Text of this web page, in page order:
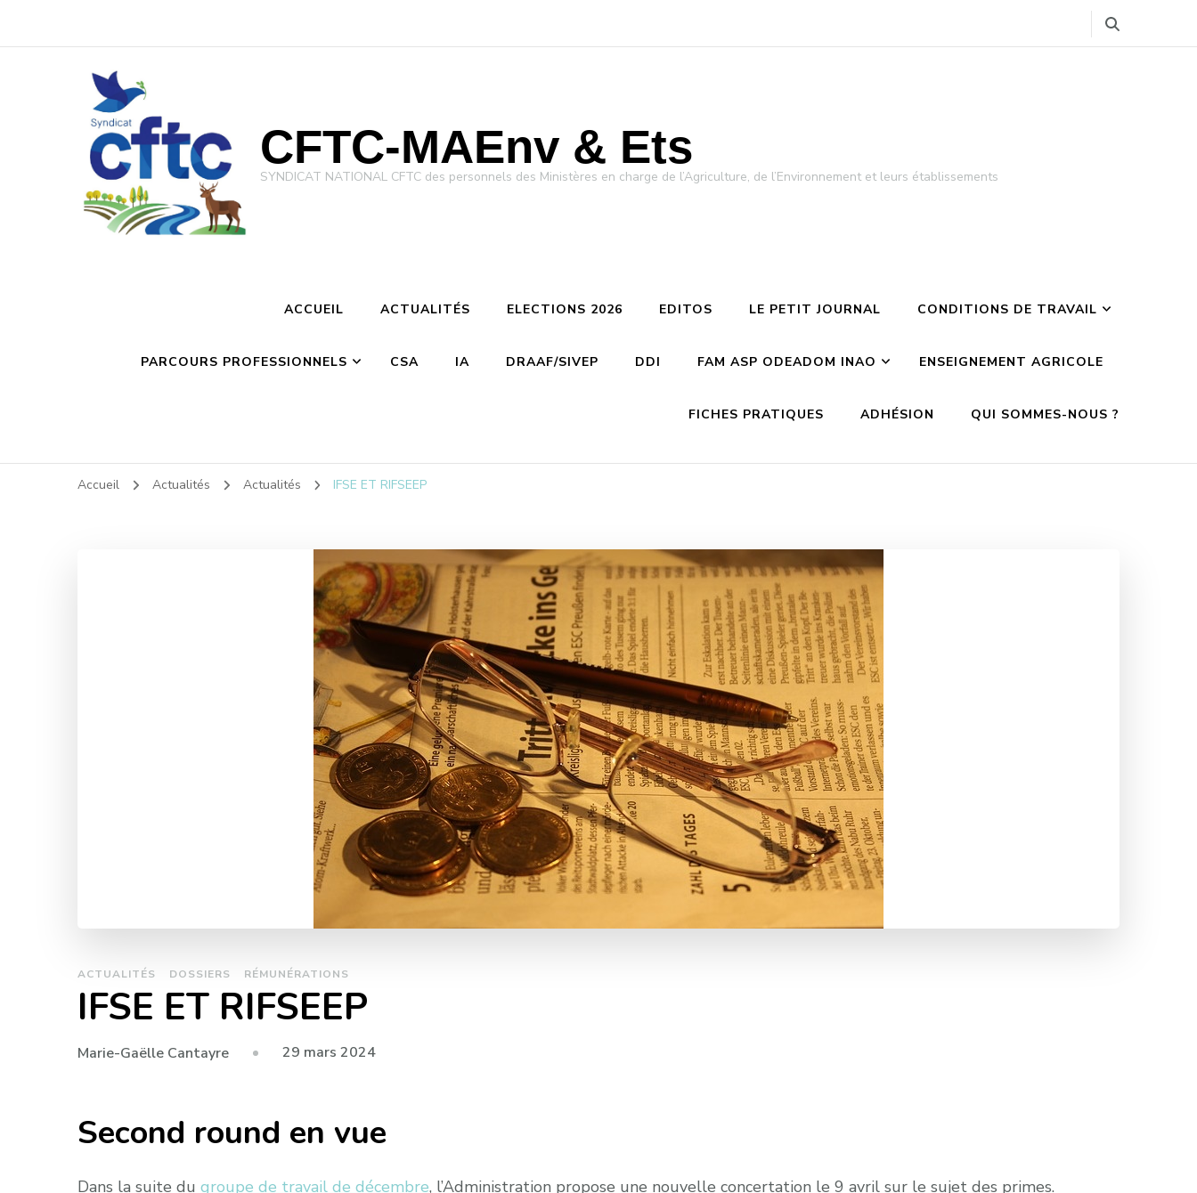
CFTC-MAEnv & Ets
SYNDICAT NATIONAL CFTC des personnels des Ministères en charge de l’Agriculture, de l’Environnement et leurs établissements
ACCUEIL ACTUALITÉS ELECTIONS 2026 EDITOS LE PETIT JOURNAL CONDITIONS DE TRAVAIL
PARCOURS PROFESSIONNELS CSA IA DRAAF/SIVEP DDI FAM ASP ODEADOM INAO ENSEIGNEMENT AGRICOLE
FICHES PRATIQUES ADHÉSION QUI SOMMES-NOUS ?
Accueil Actualités Actualités IFSE ET RIFSEEP
ACTUALITÉS DOSSIERS RÉMUNÉRATIONS
IFSE ET RIFSEEP
Marie-Gaëlle Cantayre 29 mars 2024
Second round en vue
Dans la suite du groupe de travail de décembre, l’Administration propose une nouvelle concertation le 9 avril sur le sujet des primes.